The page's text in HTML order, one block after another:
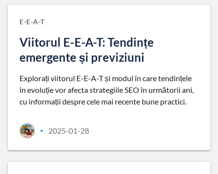
E-E-A-T
Viitorul E-E-A-T: Tendințe
emergente și previziuni
Explorați viitorul E-E-A-T și modul în care tendințele
în evoluție vor afecta strategiile SEO în următorii ani,
cu informații despre cele mai recente bune practici.
• 2025-01-28